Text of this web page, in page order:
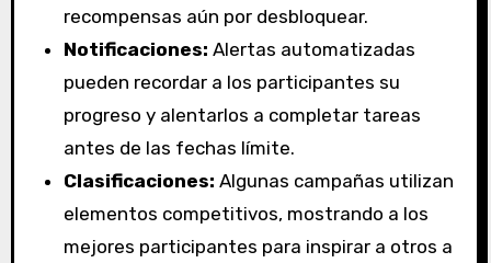
recompensas aún por desbloquear.
Notificaciones: Alertas automatizadas
pueden recordar a los participantes su
progreso y alentarlos a completar tareas
antes de las fechas límite.
Clasificaciones: Algunas campañas utilizan
elementos competitivos, mostrando a los
mejores participantes para inspirar a otros a